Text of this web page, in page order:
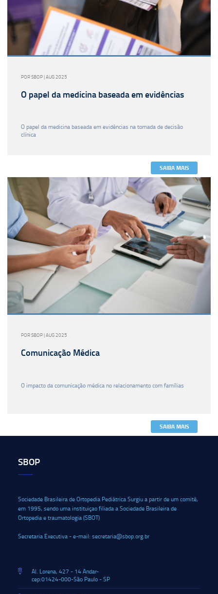
POR SBOP | AUG 2025
O papel da medicina baseada em evidências
O papel da medicina baseada em evidências na tomada de decisão
clínica
SAIBA MAIS
POR SBOP | AUG 2025
Comunicação Médica
O impacto da comunicação médica no relacionamento com famílias
SAIBA MAIS
SBOP
Sociedade Brasileira de Ortopedia Pediátrica Surgiu a partir de um comitê,
em 1995, sendo uma instituiçao filiada a Sociedade Brasileira de
Ortopedia e traumatologia (SBOT)
Secretaria Executiva - e-mail: secretaria@sbop.org.br
Al. Lorena, 427 - 14 Andar-
cep:01424-000-São Paulo - SP